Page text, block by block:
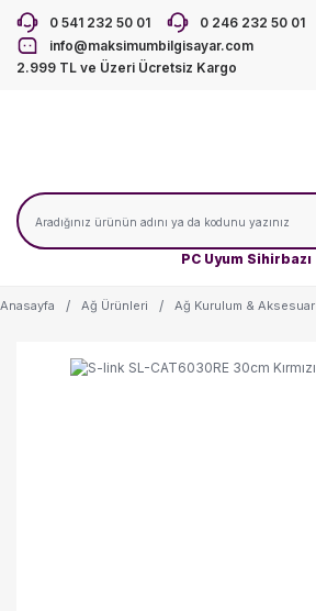
0 541 232 50 01
0 246 232 50 01
info@maksimumbilgisayar.com
2.999 TL ve Üzeri Ücretsiz Kargo
PC Uyum Sihirbazı
Anasayfa Ağ Ürünleri Ağ Kurulum & Aksesuar